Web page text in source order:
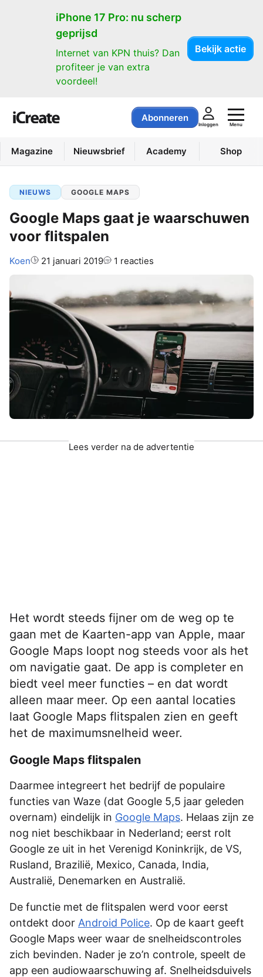
iPhone 17 Pro: nu scherp
geprijsd
Internet van KPN thuis? Dan
profiteer je van extra
voordeel!
Bekijk actie
Abonneren
Inloggen Menu
Magazine Nieuwsbrief Academy Shop
NIEUWS GOOGLE MAPS
Google Maps gaat je waarschuwen
voor flitspalen
Auteur:
Koen 21 januari 2019 1 reacties
Lees verder na de advertentie
Het wordt steeds fijner om de weg op te
gaan met de Kaarten-app van Apple, maar
Google Maps loopt nog steeds voor als het
om navigatie gaat. De app is completer en
biedt veel meer functies – en dat wordt
alleen maar meer. Op een aantal locaties
laat Google Maps flitspalen zien en geeft
het de maximumsnelheid weer.
Google Maps flitspalen
Daarmee integreert het bedrijf de populaire
functies van Waze (dat Google 5,5 jaar geleden
overnam) eindelijk in Google Maps. Helaas zijn ze
nog niet beschikbaar in Nederland; eerst rolt
Google ze uit in het Verenigd Koninkrijk, de VS,
Rusland, Brazilië, Mexico, Canada, India,
Australië, Denemarken en Australië.
De functie met de flitspalen werd voor eerst
ontdekt door Android Police. Op de kaart geeft
Google Maps weer waar de snelheidscontroles
zich bevinden. Nader je zo’n controle, speelt de
app een audiowaarschuwing af. Snelheidsduivels